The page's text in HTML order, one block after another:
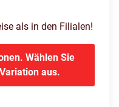
als in den Filialen!
Wählen Sie
aus.